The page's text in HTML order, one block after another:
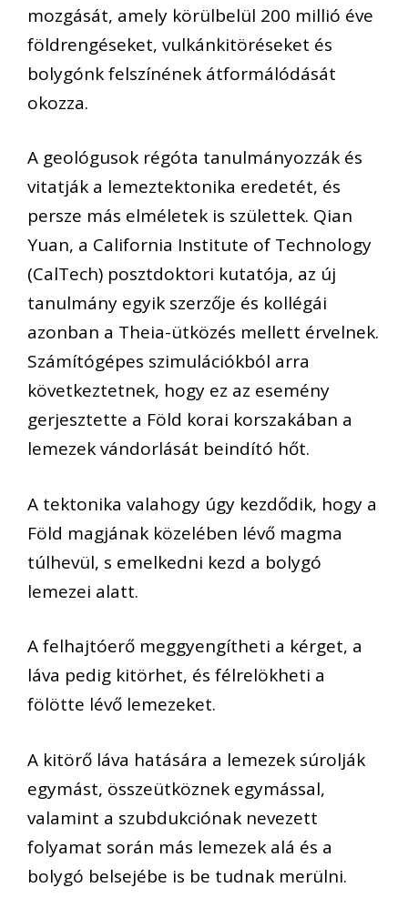
mozgását, amely körülbelül 200 millió éve
földrengéseket, vulkánkitöréseket és
bolygónk felszínének átformálódását
okozza.
A geológusok régóta tanulmányozzák és
vitatják a lemeztektonika eredetét, és
persze más elméletek is születtek. Qian
Yuan, a California Institute of Technology
(CalTech) posztdoktori kutatója, az új
tanulmány egyik szerzője és kollégái
azonban a Theia-ütközés mellett érvelnek.
Számítógépes szimulációkból arra
következtetnek, hogy ez az esemény
gerjesztette a Föld korai korszakában a
lemezek vándorlását beindító hőt.
A tektonika valahogy úgy kezdődik, hogy a
Föld magjának közelében lévő magma
túlhevül, s emelkedni kezd a bolygó
lemezei alatt.
A felhajtóerő meggyengítheti a kérget, a
láva pedig kitörhet, és félrelökheti a
fölötte lévő lemezeket.
A kitörő láva hatására a lemezek súrolják
egymást, összeütköznek egymással,
valamint a szubdukciónak nevezett
folyamat során más lemezek alá és a
bolygó belsejébe is be tudnak merülni.